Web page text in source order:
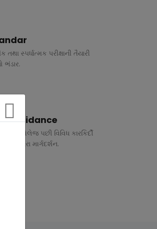
તથા સ્પર્ધાત્મક પરીક્ષાની તૈયારી
ભંડાર.
Guidance
તથા કોલેજ પછી વિવિધ કારકિર્દી
દ્વારા માર્ગદર્શન.